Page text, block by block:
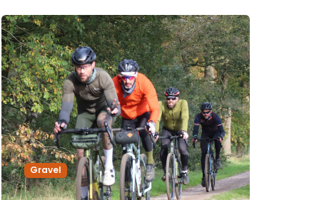
Gravel